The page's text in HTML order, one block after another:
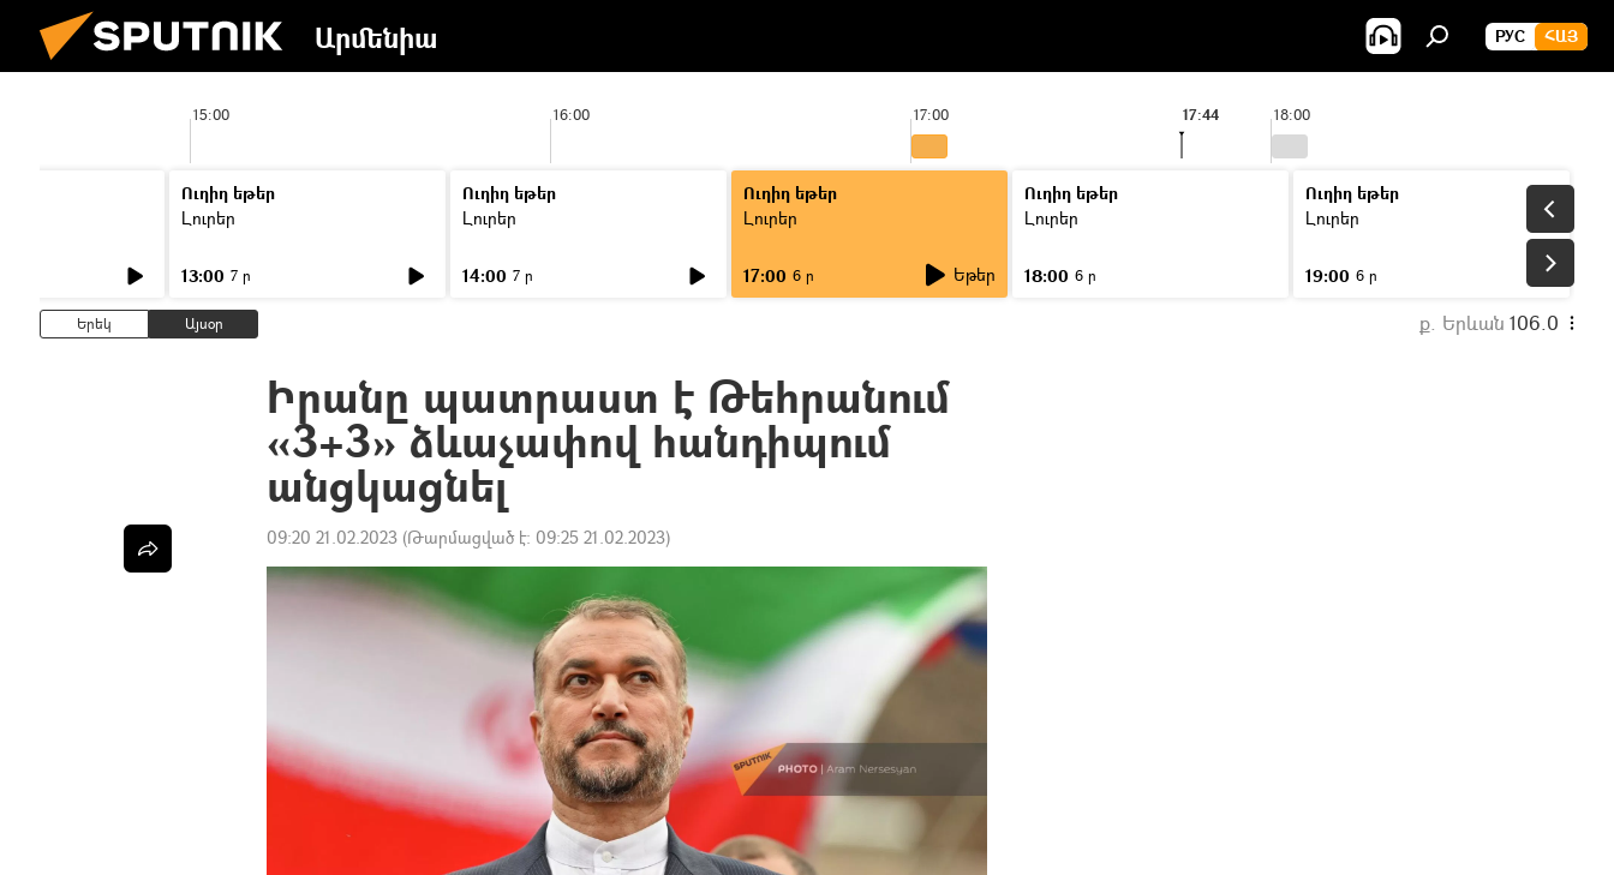
Արմենիա РУС ՀԱՅ
15:00 16:00 17:00 18:00
17:44
Ուղիղ եթեր
Լուրեր
13:00 7 ր
Ուղիղ եթեր
Լուրեր
14:00 7 ր
Ուղիղ եթեր
Լուրեր
17:00 6 ր Եթեր
Ուղիղ եթեր
Լուրեր
18:00 6 ր
Ուղիղ եթեր
Լուրեր
19:00 6 ր
Երեկ Այսօր ք. Երևան 106.0
Իրանը պատրաստ է Թեհրանում
«3+3» ձևաչափով հանդիպում
անցկացնել
09:20 21.02.2023 (Թարմացված է: 09:25 21.02.2023)